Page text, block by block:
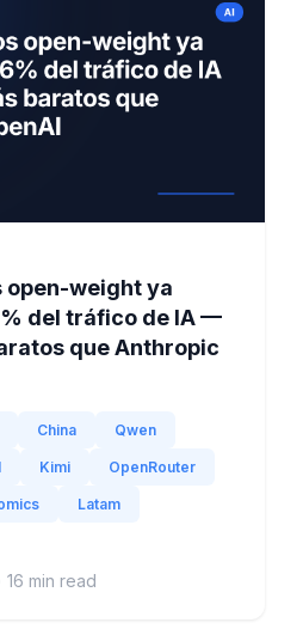
open-weight ya
del tráfico de IA —
que Anthropic
China Qwen
Kimi OpenRouter
Latam
16 min read